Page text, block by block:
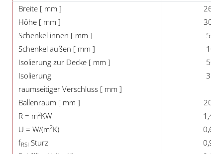
Breite [ mm ]
260
Höhe [ mm ]
300
Schenkel innen [ mm ]
50
Schenkel außen [ mm ]
10
Isolierung zur Decke [ mm ]
50
Isolierung
35
raumseitiger Verschluss [ mm ]
Ballenraum [ mm ]
200
R = m2KW
1,43
U = W/(m2K)
0,63
fRSI Sturz
0,90